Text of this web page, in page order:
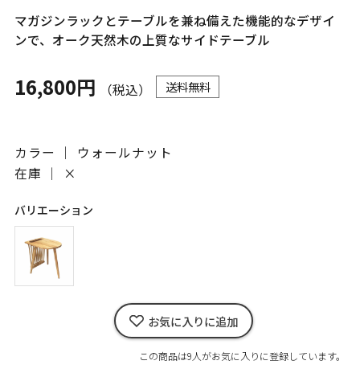
マガジンラックとテーブルを兼ね備えた機能的なデザイ
ンで、オーク天然木の上質なサイドテーブル
16,800円 （税込） 送料無料
カラー ｜ ウォールナット
在庫 ｜
×
バリエーション
お気に入りに追加
この商品は9人がお気に入りに登録しています。